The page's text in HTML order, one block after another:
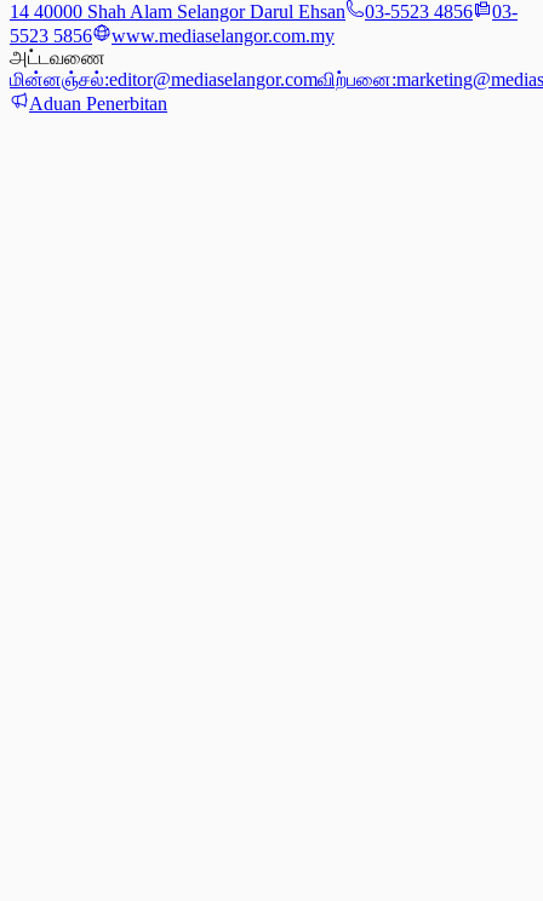
14 40000 Shah Alam Selangor Darul Ehsan
03-5523 4856
03-
5523 5856
www.mediaselangor.com.my
அட்டவணை
மின்னஞ்சல்:editor@mediaselangor.comவிற்பனை:
Aduan Penerbitan